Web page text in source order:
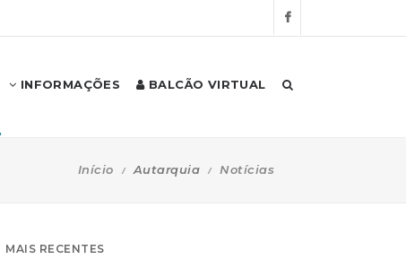
INFORMAÇÕES BALCÃO VIRTUAL
Início Autarquia Notícias
MAIS RECENTES